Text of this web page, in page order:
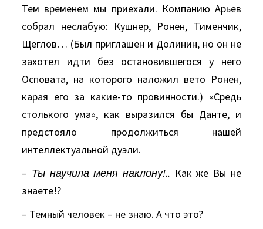
Тем временем мы приехали. Компанию Арьев
собрал неслабую: Кушнер, Ронен, Тименчик,
Щеглов… (Был приглашен и Долинин, но он не
захотел идти без остановившегося у него
Осповата, на которого наложил вето Ронен,
карая его за какие-то провинности.) «Средь
столького ума», как выразился бы Данте, и
предстояло продолжиться нашей
интеллектуальной дуэли.
– Ты научила меня наклону!.. Как же Вы не
знаете!?
– Темный человек – не знаю. А что это?